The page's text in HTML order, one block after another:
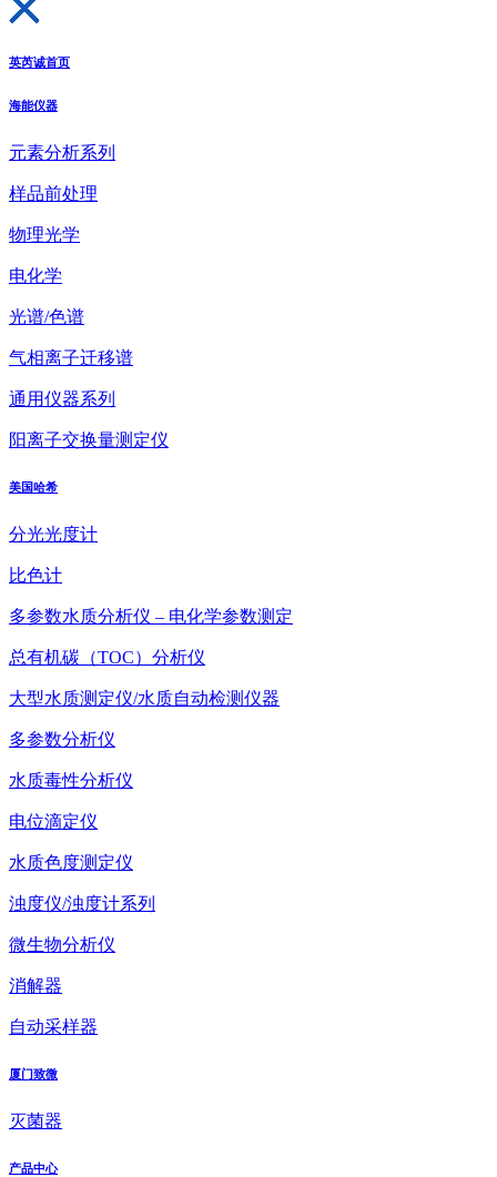
英芮诚首页
海能仪器
元素分析系列
样品前处理
物理光学
电化学
光谱/色谱
气相离子迁移谱
通用仪器系列
阳离子交换量测定仪
美国哈希
分光光度计
比色计
多参数水质分析仪 – 电化学参数测定
总有机碳（TOC）分析仪
大型水质测定仪/水质自动检测仪器
多参数分析仪
水质毒性分析仪
电位滴定仪
水质色度测定仪
浊度仪/浊度计系列
微生物分析仪
消解器
自动采样器
厦门致微
灭菌器
产品中心